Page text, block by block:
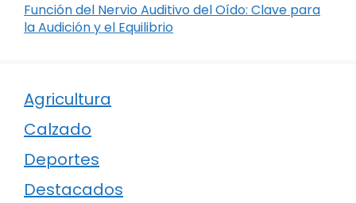
Función del Nervio Auditivo del Oído: Clave para
la Audición y el Equilibrio
Agricultura
Calzado
Deportes
Destacados